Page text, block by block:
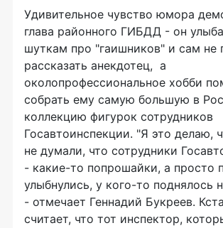
Удивительное чувство юмора
глава районного ГИБДД - он
шуткам про "гаишников" и сам не
рассказать анекдотец, а
околопрофессиональное хобби
собрать ему самую большую в
коллекцию фигурок сотрудников
Госавтоинспекции. "Я это делаю,
не думали, что сотрудники
- какие-то попрошайки, а просто
улыбнулись, у кого-то поднялось
- отмечает Геннадий Букреев.
считает, что тот инспектор,